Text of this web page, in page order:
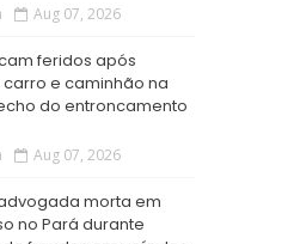
Aug 07, 2026
feridos após
e caminhão na
do entroncamento
Aug 07, 2026
morta em
no Pará durante